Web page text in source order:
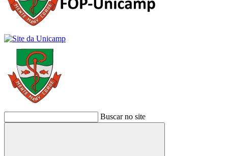
Buscar no site